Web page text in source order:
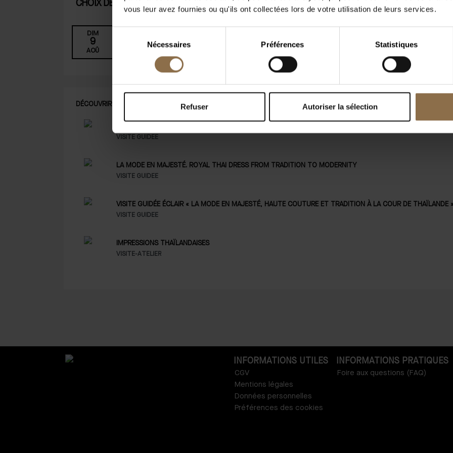
vous leur avez fournies ou qu'ils ont collectées lors de votre utilisation de leurs services.
consentement
Nécessaires Préférences Statistiques
Refuser Autoriser la sélection
CHOIX DE LA DATE
DIM
9
AOÛ
11 13
AUTRES
DÉCOUVRIR D'AUTRES ACTIVITÉS
VISITE GUIDÉE
LA MODE EN MAJESTÉ. ROYAL THAI DRESS FROM TRADITION TO MODERNITY
VISITE GUIDÉE
VISITE GUIDÉE ÉCLAIR « LA MODE EN MAJESTÉ, HAUTE COUTURE ET TRADITION À LA COUR DE THAÏLANDE »
VISITE GUIDÉE
IMPRESSIONS THAÏLANDAISES
VISITE-ATELIER
INFORMATIONS UTILES
CGV
Mentions légales
Données personnelles
Préférences des cookies
INFORMATIONS PRATIQUES
Foire aux questions (FAQ)